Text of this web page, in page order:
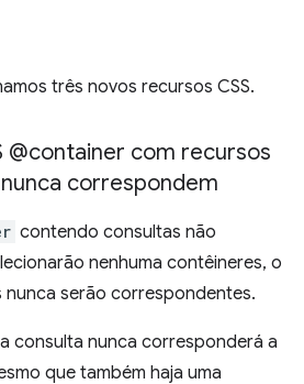
três novos recursos CSS.
@container com recursos
correspondem
contendo consultas não
nenhuma contêineres, o
nunca serão correspondentes.
consulta nunca corresponderá a
que também haja uma